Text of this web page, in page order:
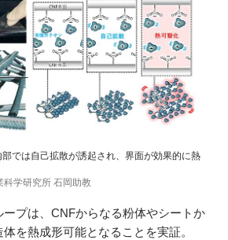
では自己拡散が誘起され、界面が効果的に熱
科学研究所 石岡助教
ープは、CNFからなる粉体やシートか
を熱成形可能となることを実証。